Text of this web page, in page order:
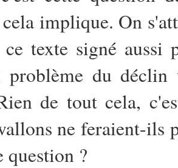
implique. On
texte signé aussi
problème du
de tout cela,
ne feraient-ils
question ?